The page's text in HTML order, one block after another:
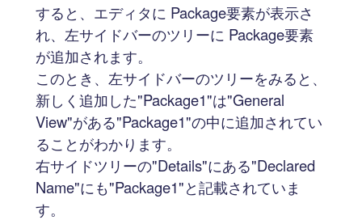
すると、エディタに Package要素が表示さ
れ、左サイドバーのツリーに Package要素
が追加されます。
このとき、左サイドバーのツリーをみると、
新しく追加した"Package1"は"General
View"がある"Package1"の中に追加されてい
ることがわかります。
右サイドツリーの"Details"にある"Declared
Name"にも"Package1"と記載されていま
す。